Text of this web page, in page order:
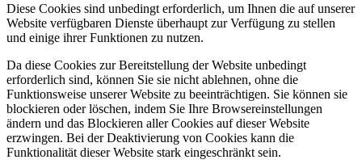
Diese Cookies sind unbedingt erforderlich, um Ihnen die auf unserer
Website verfügbaren Dienste überhaupt zur Verfügung zu stellen
und einige ihrer Funktionen zu nutzen.
Da diese Cookies zur Bereitstellung der Website unbedingt
erforderlich sind, können Sie sie nicht ablehnen, ohne die
Funktionsweise unserer Website zu beeinträchtigen. Sie können sie
blockieren oder löschen, indem Sie Ihre Browsereinstellungen
ändern und das Blockieren aller Cookies auf dieser Website
erzwingen. Bei der Deaktivierung von Cookies kann die
Funktionalität dieser Website stark eingeschränkt sein.